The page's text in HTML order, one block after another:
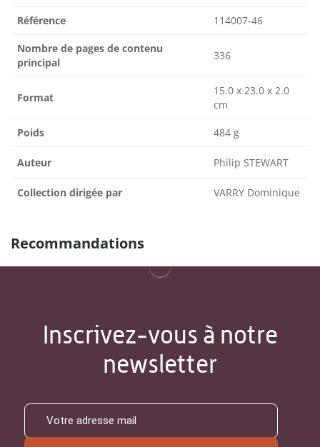
Référence 114007-46
Nombre de pages de contenu
principal
336
Format
15.0 x 23.0 x 2.0
cm
Poids 484 g
Auteur Philip STEWART
Collection dirigée par VARRY Dominique
Recommandations
Inscrivez-vous à notre
newsletter